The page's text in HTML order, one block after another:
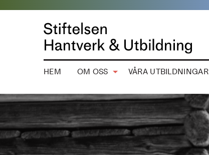
HEM OM OSS VÅRA UTBILDNINGAR